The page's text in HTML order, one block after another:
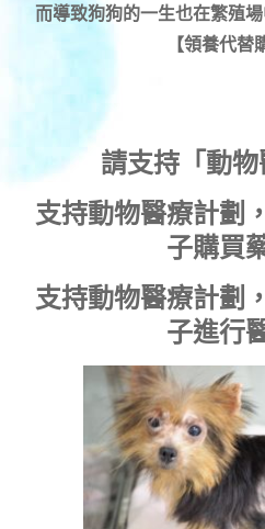
而導致狗狗的一生也在繁殖
【領養代替
請支持「動物
支持動物醫療計劃
子購買
支持動物醫療計劃
子進行